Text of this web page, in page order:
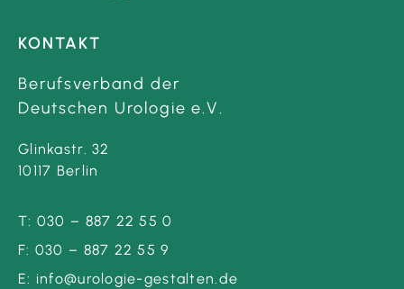
KONTAKT
Berufsverband der
Deutschen Urologie e.V.
Glinkastr. 32
10117 Berlin
T: 030 – 887 22 55 0
F: 030 – 887 22 55 9
E: info@urologie-gestalten.de